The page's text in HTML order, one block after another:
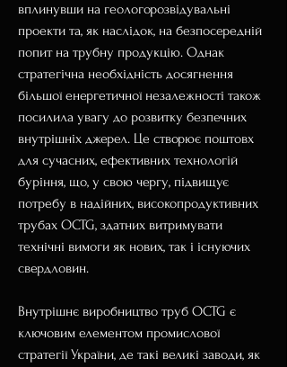
вплинувши на геологорозвідувальні
проекти та, як наслідок, на безпосередній
попит на трубну продукцію. Однак
стратегічна необхідність досягнення
більшої енергетичної незалежності також
посилила увагу до розвитку безпечних
внутрішніх джерел. Це створює поштовх
для сучасних, ефективних технологій
буріння, що, у свою чергу, підвищує
потребу в надійних, високопродуктивних
трубах OCTG, здатних витримувати
технічні вимоги як нових, так і існуючих
свердловин.
Внутрішнє виробництво труб OCTG є
ключовим елементом промислової
стратегії України, де такі великі заводи, як